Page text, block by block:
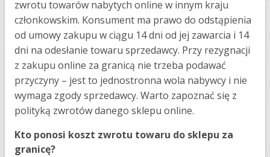
zwrotu towarów nabytych online w innym kraju
członkowskim. Konsument ma prawo do odstąpienia
od umowy zakupu w ciągu 14 dni od jej zawarcia i 14
dni na odesłanie towaru sprzedawcy. Przy rezygnacji
z zakupu online za granicą nie trzeba podawać
przyczyny – jest to jednostronna wola nabywcy i nie
wymaga zgody sprzedawcy. Warto zapoznać się z
polityką zwrotów danego sklepu online.
Kto ponosi koszt zwrotu towaru do sklepu za
granicę?